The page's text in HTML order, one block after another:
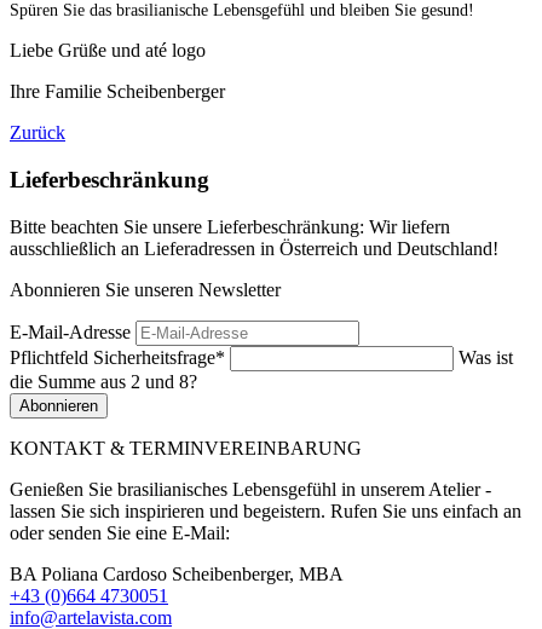
Spüren Sie das brasilianische Lebensgefühl und bleiben Sie gesund!
Liebe Grüße und até logo
Ihre Familie Scheibenberger
Zurück
Lieferbeschränkung
Bitte beachten Sie unsere Lieferbeschränkung: Wir liefern
ausschließlich an Lieferadressen in Österreich und Deutschland!
Abonnieren Sie unseren Newsletter
E-Mail-Adresse
Pflichtfeld Sicherheitsfrage*
Was ist
die Summe aus 2 und 8?
Abonnieren
KONTAKT & TERMINVEREINBARUNG
Genießen Sie brasilianisches Lebensgefühl in unserem Atelier -
lassen Sie sich inspirieren und begeistern. Rufen Sie uns einfach an
oder senden Sie eine E-Mail:
BA Poliana Cardoso Scheibenberger, MBA
+43 (0)664 4730051
info@artelavista.com